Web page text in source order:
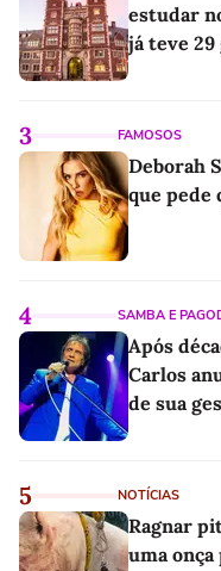
estudar
já teve
3 FAMOSOS
Deborah
que pede
4 SAMBA E
Após
Carlos
de sua
5 NOTÍCIAS
Ragnar
uma